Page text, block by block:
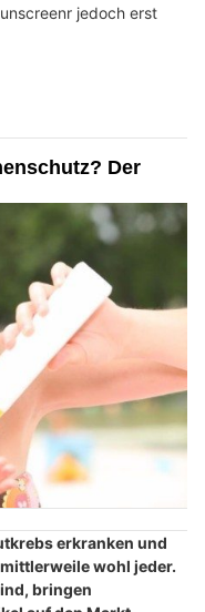
jedoch erst
Der
erkranken und
wohl jeder.
bringen